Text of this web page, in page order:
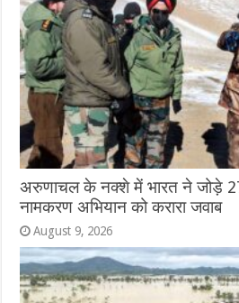
अरुणाचल के नक्शे में भारत ने जोड़े
नामकरण अभियान को करारा जवाब
August 9, 2026